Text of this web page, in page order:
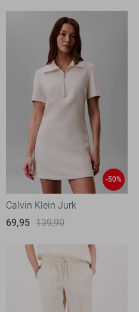
-50%
Calvin Klein Jurk
69,95 139,90